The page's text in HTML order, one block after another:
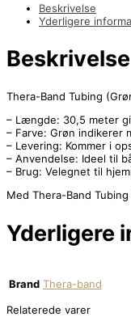
Beskrivelse
Yderligere
Beskrivelse
Thera-Band Tubing
– Længde: 30,5 meter
– Farve: Grøn indikerer
– Levering: Kommer i
– Anvendelse: Ideel til
– Brug: Velegnet til
Med Thera-Band
Yderligere
Brand Thera-band
Relaterede varer